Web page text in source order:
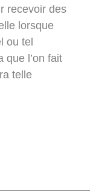
recevoir des
lorsque
ou tel
que l’on fait
telle